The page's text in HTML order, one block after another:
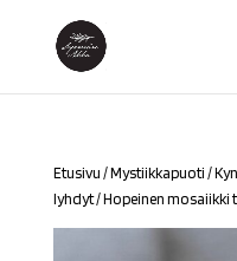
Etusivu /Mystiikkapuoti /
lyhdyt/ Hopeinen mosaiikki